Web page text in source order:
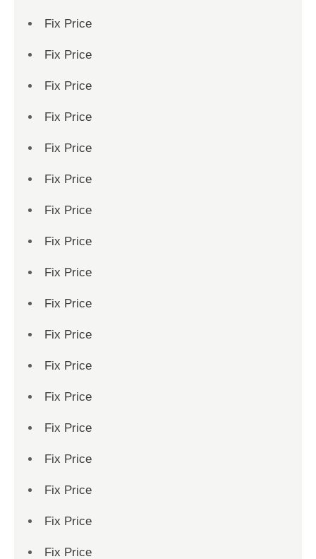
Fix Price
Fix Price
Fix Price
Fix Price
Fix Price
Fix Price
Fix Price
Fix Price
Fix Price
Fix Price
Fix Price
Fix Price
Fix Price
Fix Price
Fix Price
Fix Price
Fix Price
Fix Price